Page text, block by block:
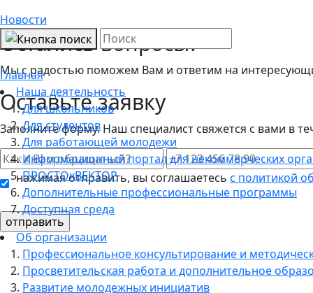
Новости
Главная
Наша деятельность
Для школьников
Для студентов
Для работающей молодежи
Информационный портал для некоммерческих
ПРОСТОхВЕКТОР
Дополнительные профессиональные программы
Доступная среда
Об организации
Профессиональное консультирование и
Просветительская работа и дополнительное
Развитие молодежных инициатив
Остались вопросы?
Мы с радостью поможем Вам и ответим на
Оставьте заявку
Заполните форму. Наш специалист свяжется с вами в
нажимая отправить, вы соглашаетесь с политикой